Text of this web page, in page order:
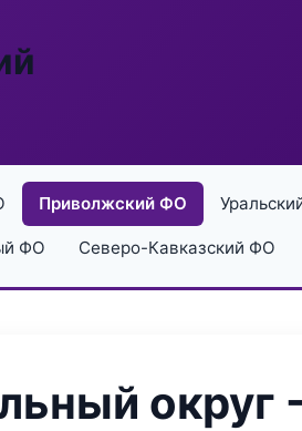
Приволжский ФО
ФО Северо-Кавказский ФО
округ